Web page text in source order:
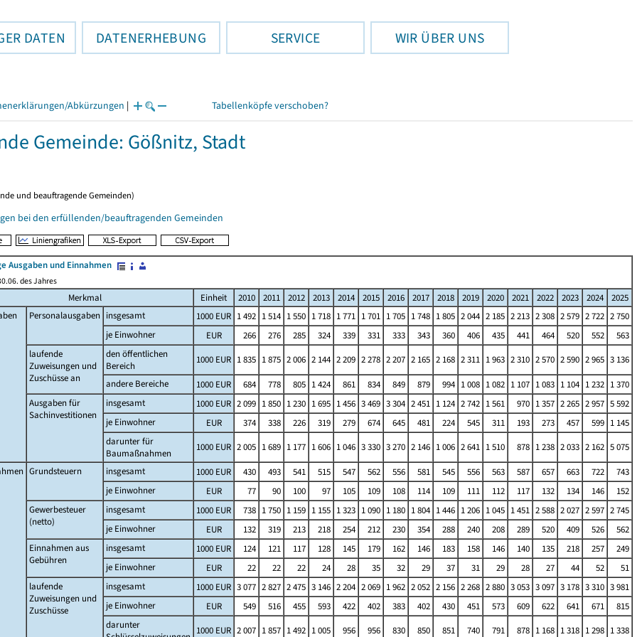
DATEN DATENERHEBUNG SERVICE WIR ÜBER UNS
Abkürzungen | Tabellenköpfe verschoben?
Gemeinde: Gößnitz, Stadt
und beauftragende Gemeinden)
bei den erfüllenden/beauftragenden Gemeinden
Ausgaben und Einnahmen
des Jahres
Merkmal Einheit 2010 2011 2012 2013 2014 2015 2016 2017 2018 2019 2020 2021 2022 2023 2024
2025
Personalausgaben insgesamt 1000 EUR 1 492 1 514 1 550 1 718 1 771 1 701 1 705 1 748 1 805 2 044 2 185 2 213 2 308 2 579 2 722 2 750
je Einwohner
EUR 266 276 285 324 339 331 333 343 360 406 435 441 464 520 552
563
laufende
Zuweisungen und
Zuschüsse an
den öffentlichen
Bereich
1000 EUR 1 835 1 875 2 006 2 144 2 209 2 278 2 207 2 165 2 168 2 311 1 963 2 310 2 570 2 590 2 965 3 136
andere Bereiche
1000 EUR 684 778 805 1 424 861 834 849 879 994 1 008 1 082 1 107 1 083 1 104 1 232 1 370
Ausgaben für
Sachinvestitionen
insgesamt 1000 EUR 2 099 1 850 1 230 1 695 1 456 3 469 3 304 2 451 1 124 2 742 1 561 970 1 357 2 265 2 957 5 592
je Einwohner
EUR 374 338 226 319 279 674 645 481 224 545 311 193 273 457 599 1 145
darunter für
Baumaßnahmen
1000 EUR 2 005 1 689 1 177 1 606 1 046 3 330 3 270 2 146 1 006 2 641 1 510 878 1 238 2 033 2 162 5 075
Grundsteuern insgesamt 1000 EUR 430 493 541 515 547 562 556 581 545 556 563 587 657 663 722
743
je Einwohner
EUR 77 90 100 97 105 109 108 114 109 111 112 117 132 134 146
152
Gewerbesteuer
(netto)
insgesamt 1000 EUR 738 1 750 1 159 1 155 1 323 1 090 1 180 1 804 1 446 1 206 1 045 1 451 2 588 2 027 2 597 2 745
je Einwohner
EUR 132 319 213 218 254 212 230 354 288 240 208 289 520 409 526
562
Einnahmen aus
Gebühren
insgesamt 1000 EUR 124 121 117 128 145 179 162 146 183 158 146 140 135 218 257
249
je Einwohner
EUR 22 22 22 24 28 35 32 29 37 31 29 28 27 44 52
51
laufende
Zuweisungen und
Zuschüsse
insgesamt 1000 EUR 3 077 2 827 2 475 3 146 2 204 2 069 1 962 2 052 2 156 2 268 2 880 3 053 3 097 3 178 3 310 3 981
je Einwohner
EUR 549 516 455 593 422 402 383 402 430 451 573 609 622 641 671
815
darunter
1000 EUR 2 007 1 857 1 492 1 005 956 956 830 850 851 740 791 878 1 168 1 318 1 298 1 338